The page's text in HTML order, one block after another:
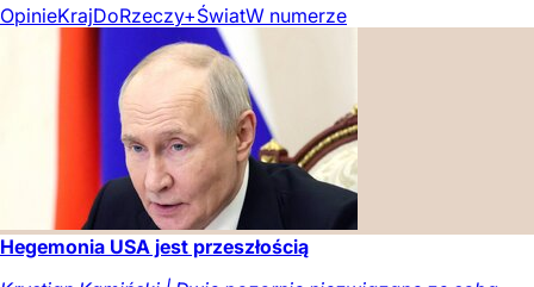
OpinieKrajDoRzeczy+ŚwiatW numerze
Hegemonia USA jest przeszłością